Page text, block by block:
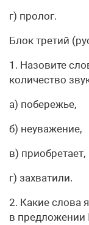
г) пролог.
Блок третий
1. Назовите
количество
а) побережье,
б) неуважение,
в) приобретает,
г) захватили.
2. Какие слова
в предложении